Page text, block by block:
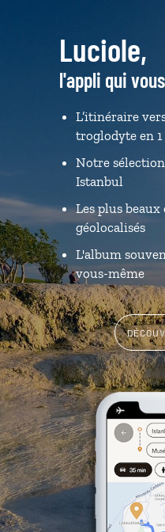
Luciole,
l'appli qui
L’itinéraire
troglodyte en
Notre sélection
Istanbul
Les plus
géolocalisés
L'album
vous-même